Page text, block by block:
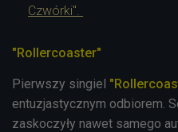
Czwórki".
"Rollercoaster"
Pierwszy singiel
entuzjastycznym odbiorem.
zaskoczyły nawet samego